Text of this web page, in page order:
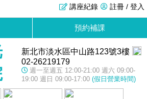
註冊 / 登入
講座紀錄
預約補課
新北市淡水區中山路123號3樓
02-26219179
週一至週五 12:00-21:00 週六 09:00-
19:00 週日 09:00-17:00 (假日營業時間)